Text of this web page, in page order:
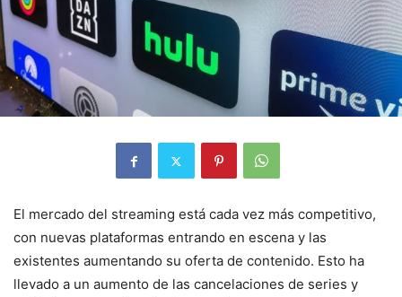
El mercado del streaming está cada vez más competitivo,
con nuevas plataformas entrando en escena y las
existentes aumentando su oferta de contenido. Esto ha
llevado a un aumento de las cancelaciones de series y